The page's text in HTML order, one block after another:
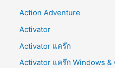
Action Adventure
Activator
Activator แคร๊ก
Activator แคร๊ก Windows &